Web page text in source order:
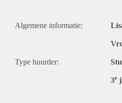
Algemene informatie:
Type huurder:
3e